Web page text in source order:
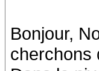
Bonjour,
cherchons